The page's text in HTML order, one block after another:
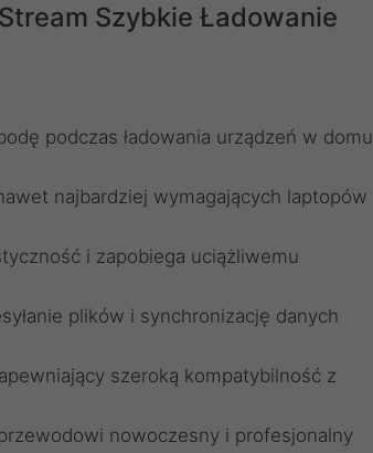
Szybkie Ładowanie
podczas ładowania urządzeń w domu
najbardziej wymagających laptopów
i zapobiega uciążliwemu
plików i synchronizację danych
szeroką kompatybilność z
nowoczesny i profesjonalny